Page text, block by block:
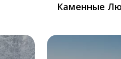
Каменные